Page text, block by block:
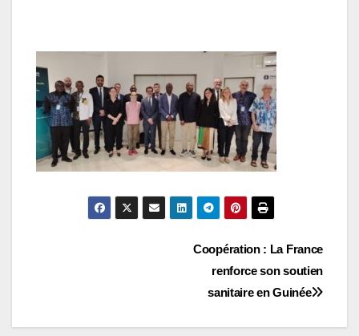
l’article
Coopération : La France
renforce son soutien
sanitaire en Guinée